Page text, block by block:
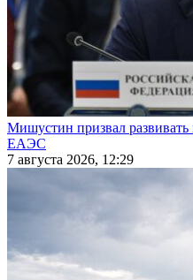
Мишустин призвал развивать
ЕАЭС
7 августа 2026, 12:29